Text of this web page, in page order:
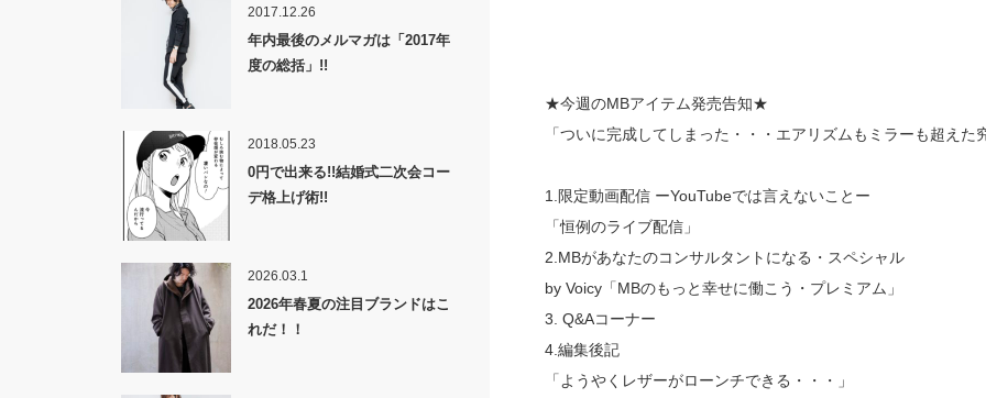
★今週のMBアイテム発売告知★
「ついに完成してしまった・・・エアリズムもミラーも超えた
1.限定動画配信 ーYouTubeでは言えないことー
「恒例のライブ配信」
2.MBがあなたのコンサルタントになる・スペシャル
by Voicy「MBのもっと幸せに働こう・プレミアム」
3. Q&Aコーナー
4.編集後記
「ようやくレザーがローンチできる・・・」
2017.12.26
年内最後のメルマガは「2017年
度の総括」!!
2018.05.23
0円で出来る!!結婚式二次会コー
デ格上げ術!!
2026.03.1
2026年春夏の注目ブランドはこ
れだ！！